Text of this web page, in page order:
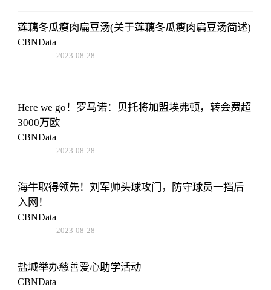
莲藕冬瓜瘦肉扁豆汤(关于莲藕冬瓜瘦肉扁豆汤简述)
CBNData
2023-08-28
Here we go！罗马诺：贝托将加盟埃弗顿，转会费超
3000万欧
CBNData
2023-08-28
海牛取得领先！刘军帅头球攻门，防守球员一挡后
入网！
CBNData
2023-08-28
盐城举办慈善爱心助学活动
CBNData